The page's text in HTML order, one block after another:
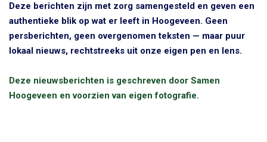
Deze berichten zijn met zorg samengesteld en geven een
authentieke blik op wat er leeft in Hoogeveen. Geen
persberichten, geen overgenomen teksten — maar puur
lokaal nieuws, rechtstreeks uit onze eigen pen en lens.
Deze nieuwsberichten is geschreven door Samen
Hoogeveen en voorzien van eigen fotografie.